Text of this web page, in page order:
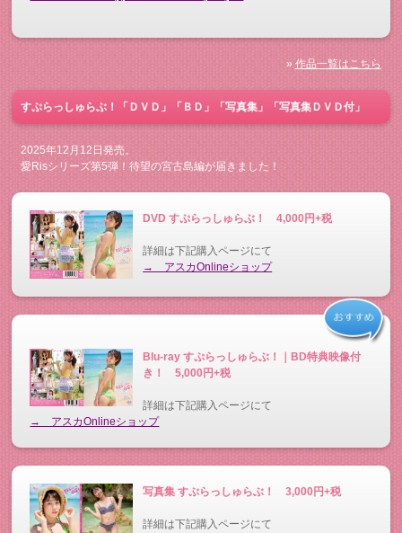
» 作品一覧はこちら
すぷらっしゅらぶ！「ＤＶＤ」「ＢＤ」「写真集」「写真集ＤＶＤ付」
2025年12月12日発売。
愛Risシリーズ第5弾！待望の宮古島編が届きました！
DVD すぷらっしゅらぶ！ 4,000円+税
詳細は下記購入ページにて
→ アスカOnlineショップ
Blu-ray すぷらっしゅらぶ！｜BD特典映像付
き！ 5,000円+税
詳細は下記購入ページにて
→ アスカOnlineショップ
写真集 すぷらっしゅらぶ！ 3,000円+税
詳細は下記購入ページにて